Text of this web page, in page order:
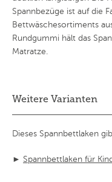
Spannbezüge ist auf die
Bettwäschesortiments
Rundgummi hält das
Matratze.
Weitere Varianten
Dieses Spannbettlaken
► Spannbettlaken für